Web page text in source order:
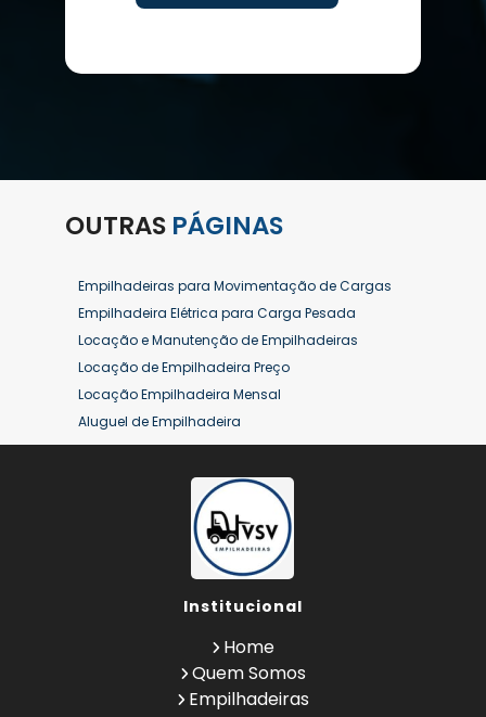
OUTRAS PÁGINAS
Empilhadeiras para Movimentação de Cargas
Empilhadeira Elétrica para Carga Pesada
Locação e Manutenção de Empilhadeiras
Locação de Empilhadeira Preço
Locação Empilhadeira Mensal
Aluguel de Empilhadeira
Aluguel de Empilhadeira a Combustão
Aluguel de Empilhadeira Diária Valor
Aluguel de Empilhadeira Elétrica
Aluguel de Empilhadeira Elétrica Preço
Aluguel de Empilhadeira Mensal
Aluguel de Empilhadeira Preço
Aluguel de Empilhadeira Valor
Aluguel de Empilhadeiras Eletricas
Conserto de Empilhadeira
Contrato de Locação de Empilhadeira
Institucional
Home
Quem Somos
Empilhadeiras